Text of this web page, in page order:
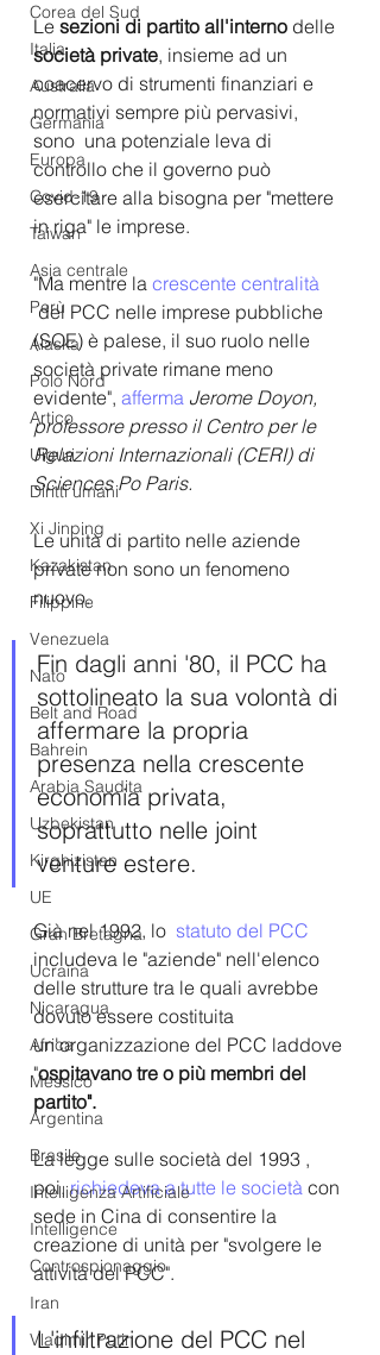
Corea del Sud
Italia
Australia
Germania
Europa
Covid-19
Taiwan
Asia centrale
Perù
Alaska
Polo Nord
Artico
Uiguri
Diritti umani
Xi Jinping
Kazakistan
Filippine
Venezuela
Nato
Belt and Road
Bahrein
Arabia Saudita
Uzbekistan
Kirghizistan
UE
Gran Bretagna
Ucraina
Nicaragua
Africa
Messico
Argentina
Brasile
Intelligenza Artificiale
Intelligence
Controspionaggio
Iran
Vladimir Putin
Le sezioni di partito all'interno delle
società private, insieme ad un
coacervo di strumenti finanziari e
normativi sempre più pervasivi,
sono  una potenziale leva di
controllo che il governo può
esercitare alla bisogna per "mettere
in riga" le imprese.
"Ma mentre la crescente centralità
del PCC nelle imprese pubbliche
(SOE) è palese, il suo ruolo nelle
società private rimane meno
evidente", afferma Jerome Doyon,
professore presso il Centro per le
Relazioni Internazionali (CERI) di
Sciences Po Paris.
Le unità di partito nelle aziende
private non sono un fenomeno
nuovo.
Fin dagli anni '80, il PCC ha
sottolineato la sua volontà di
affermare la propria
presenza nella crescente
economia privata,
soprattutto nelle joint
venture estere.
Già nel 1992, lo statuto del PCC
includeva le "aziende" nell'elenco
delle strutture tra le quali avrebbe
dovuto essere costituita
un'organizzazione del PCC laddove
"ospitavano tre o più membri del
partito".
La legge sulle società del 1993 ,
poi, richiedeva a tutte le società con
sede in Cina di consentire la
creazione di unità per "svolgere le
attività del PCC".
L'infiltrazione del PCC nel